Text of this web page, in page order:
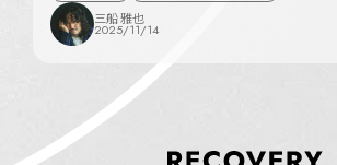
三船 雅也
2025/11/14